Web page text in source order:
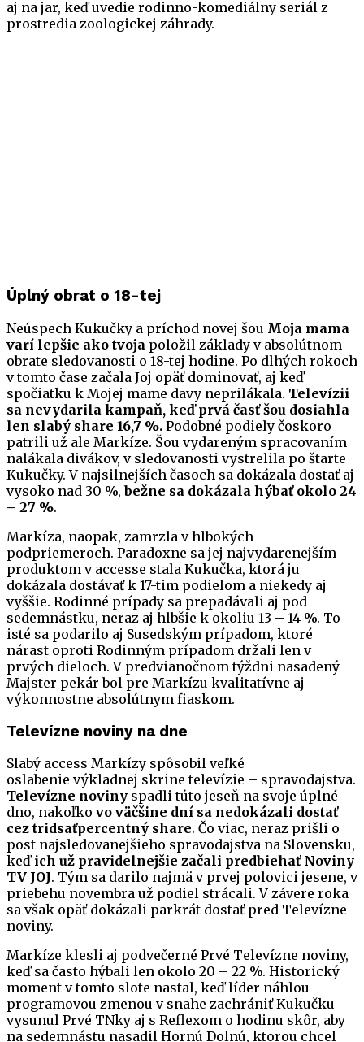
aj na jar, keď uvedie rodinno-komediálny seriál z
prostredia zoologickej záhrady.
Úplný obrat o 18-tej
Neúspech Kukučky a príchod novej šou Moja mama
varí lepšie ako tvoja položil základy v absolútnom
obrate sledovanosti o 18-tej hodine. Po dlhých rokoch
v tomto čase začala Joj opäť dominovať, aj keď
spočiatku k Mojej mame davy neprilákala. Televízii
sa nevydarila kampaň, keď prvá časť šou dosiahla
len slabý share 16,7 %. Podobné podiely čoskoro
patrili už ale Markíze. Šou vydareným spracovaním
nalákala divákov, v sledovanosti vystrelila po štarte
Kukučky. V najsilnejších časoch sa dokázala dostať aj
vysoko nad 30 %,bežne sa dokázala hýbať okolo 24
– 27 %.
Markíza, naopak, zamrzla v hlbokých
podpriemeroch. Paradoxne sa jej najvydarenejším
produktom v accesse stala Kukučka, ktorá ju
dokázala dostávať k 17-tim podielom a niekedy aj
vyššie. Rodinné prípady sa prepadávali aj pod
sedemnástku, neraz aj hlbšie k okoliu 13 – 14 %. To
isté sa podarilo aj Susedským prípadom, ktoré
nárast oproti Rodinným prípadom držali len v
prvých dieloch. V predvianočnom týždni nasadený
Majster pekár bol pre Markízu kvalitatívne aj
výkonnostne absolútnym fiaskom.
Televízne noviny na dne
Slabý access Markízy spôsobil veľké
oslabenie výkladnej skrine televízie – spravodajstva.
Televízne noviny spadli túto jeseň na svoje úplné
dno, nakoľko vo väčšine dní sa nedokázali dostať
cez tridsaťpercentný share. Čo viac, neraz prišli o
post najsledovanejšieho spravodajstva na Slovensku,
keďich už pravidelnejšie začali predbiehať Noviny
TV JOJ. Tým sa darilo najmä v prvej polovici jesene, v
priebehu novembra už podiel strácali. V závere roka
sa však opäť dokázali parkrát dostať pred Televízne
noviny.
Markíze klesli aj podvečerné Prvé Televízne noviny,
keď sa často hýbali len okolo 20 – 22 %. Historický
moment v tomto slote nastal, keď líder náhlou
programovou zmenou v snahe zachrániť Kukučku
vysunul Prvé TNky aj s Reflexom o hodinu skôr, aby
na sedemnástu nasadil Hornú Dolnú, ktorou chcel